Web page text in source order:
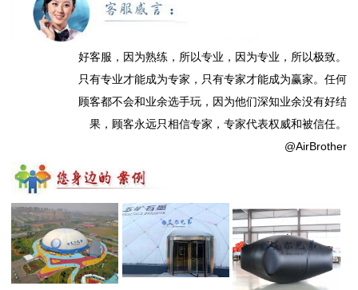
好客服，因为熟练，所以专业，因为专业，所以极致。
只有专业才能成为专家，只有专家才能成为赢家。任何
顾客都不会和业余选手玩，因为他们深知业余没有好结
果，顾客永远只相信专家，专家代表权威和被信任。
@AirBrother